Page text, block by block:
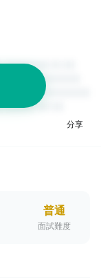
分享
普通
面試難度